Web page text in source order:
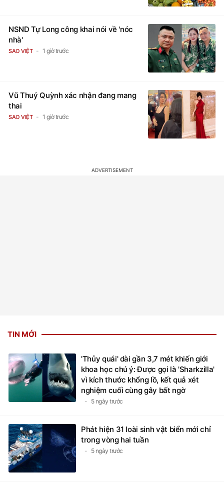
NSND Tự Long công khai nói về 'nóc
nhà'
SAO VIỆT 1 giờ trước
Vũ Thuý Quỳnh xác nhận đang mang
thai
SAO VIỆT 1 giờ trước
TIN MỚI
'Thủy quái' dài gần 3,7 mét khiến giới
khoa học chú ý: Được gọi là 'Sharkzilla'
vì kích thước khổng lồ, kết quả xét
nghiệm cuối cùng gây bất ngờ
5 ngày trước
Phát hiện 31 loài sinh vật biển mới chỉ
trong vòng hai tuần
5 ngày trước